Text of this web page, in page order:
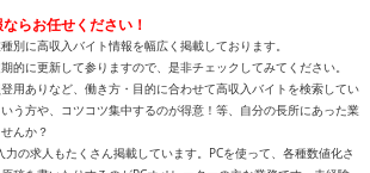
らお任せください！
別に高収入バイト情報を幅広く掲載しております。
的に更新して参りますので、是非チェックしてみてください。
用ありなど、働き方・目的に合わせて高収入バイトを検索してい
う方や、コツコツ集中するのが得意！等、自分の長所にあった業
んか？
力の求人もたくさん掲載しています。PCを使って、各種数値化さ